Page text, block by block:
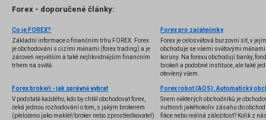
Forex - doporučené články:
Co je FOREX?
Základní informace o finančním trhu FOREX. Forex
je obchodování s cizími měnami (forex trading) a je
zároveň největším a také nejlikvidnějším finančním
trhem na světě.
Forex pro začátečníky
Forex je celosvětová burzovní síť, v
obchoduje se všemi světovými
koruny. Na forexu obchodují banky,
brokeři a podobné instituce, ale také
otevřený všem.
Forex brokeři - jak správně vybrat
V podstatě každého, kdo by chtěl obchodovat forex,
čeká jednou rozhodování o tom, s jakým brokerem
(přeloženo jako makléř/broker nebo zprostředkovatel)
Snem některých obchodníků je
nutnosti jakéhokoliv zásahu do
fikce nebo reálná záležitost? Kolik z